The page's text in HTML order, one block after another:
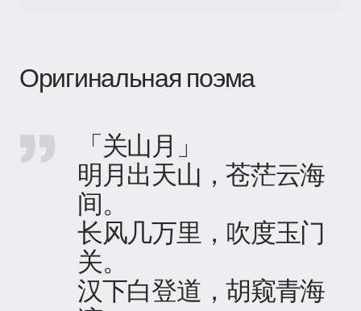
Оригинальная поэма
「关山月」
明月出天山，苍茫云海
间。
长风几万里，吹度玉门
关。
汉下白登道，胡窥青海